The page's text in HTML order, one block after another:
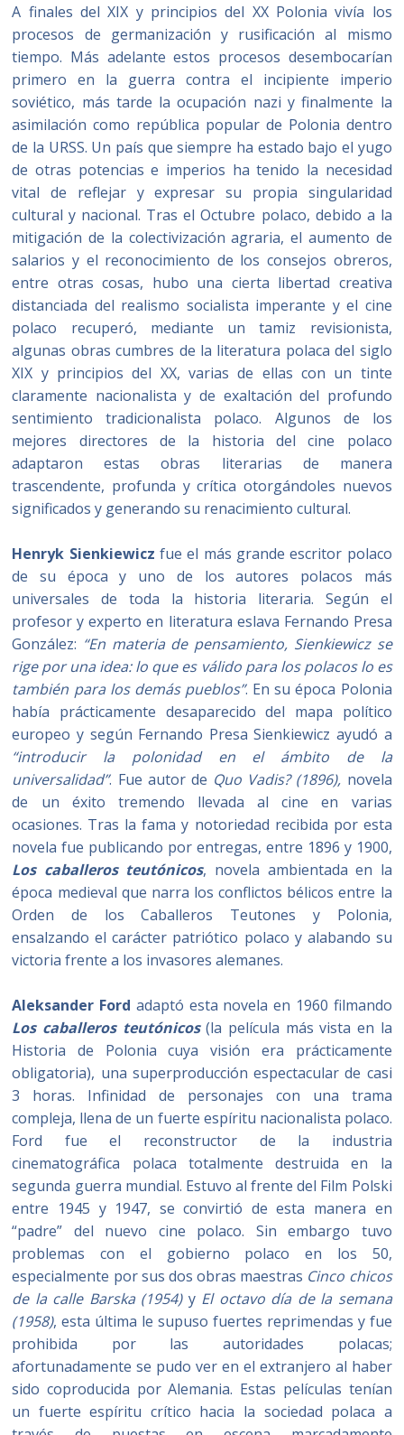
A finales del XIX y principios del XX Polonia vivía los
procesos de germanización y rusificación al mismo
tiempo. Más adelante estos procesos desembocarían
primero en la guerra contra el incipiente imperio
soviético, más tarde la ocupación nazi y finalmente la
asimilación como república popular de Polonia dentro
de la URSS. Un país que siempre ha estado bajo el yugo
de otras potencias e imperios ha tenido la necesidad
vital de reflejar y expresar su propia singularidad
cultural y nacional. Tras el Octubre polaco, debido a la
mitigación de la colectivización agraria, el aumento de
salarios y el reconocimiento de los consejos obreros,
entre otras cosas, hubo una cierta libertad creativa
distanciada del realismo socialista imperante y el cine
polaco recuperó, mediante un tamiz revisionista,
algunas obras cumbres de la literatura polaca del siglo
XIX y principios del XX, varias de ellas con un tinte
claramente nacionalista y de exaltación del profundo
sentimiento tradicionalista polaco. Algunos de los
mejores directores de la historia del cine polaco
adaptaron estas obras literarias de manera
trascendente, profunda y crítica otorgándoles nuevos
significados y generando su renacimiento cultural.
Henryk Sienkiewicz fue el más grande escritor polaco
de su época y uno de los autores polacos más
universales de toda la historia literaria. Según el
profesor y experto en literatura eslava Fernando Presa
González: “En materia de pensamiento, Sienkiewicz se
rige por una idea: lo que es válido para los polacos lo es
también para los demás pueblos”. En su época Polonia
había prácticamente desaparecido del mapa político
europeo y según Fernando Presa Sienkiewicz ayudó a
“introducir la polonidad en el ámbito de la
universalidad”. Fue autor de Quo Vadis? (1896), novela
de un éxito tremendo llevada al cine en varias
ocasiones. Tras la fama y notoriedad recibida por esta
novela fue publicando por entregas, entre 1896 y 1900,
Los caballeros teutónicos, novela ambientada en la
época medieval que narra los conflictos bélicos entre la
Orden de los Caballeros Teutones y Polonia,
ensalzando el carácter patriótico polaco y alabando su
victoria frente a los invasores alemanes.
Aleksander Ford adaptó esta novela en 1960 filmando
Los caballeros teutónicos(la película más vista en la
Historia de Polonia cuya visión era prácticamente
obligatoria), una superproducción espectacular de casi
3 horas. Infinidad de personajes con una trama
compleja, llena de un fuerte espíritu nacionalista polaco.
Ford fue el reconstructor de la industria
cinematográfica polaca totalmente destruida en la
segunda guerra mundial. Estuvo al frente del Film Polski
entre 1945 y 1947, se convirtió de esta manera en
“padre” del nuevo cine polaco. Sin embargo tuvo
problemas con el gobierno polaco en los 50,
especialmente por sus dos obras maestras Cinco chicos
de la calle Barska (1954)y El octavo día de la semana
(1958), esta última le supuso fuertes reprimendas y fue
prohibida por las autoridades polacas;
afortunadamente se pudo ver en el extranjero al haber
sido coproducida por Alemania. Estas películas tenían
un fuerte espíritu crítico hacia la sociedad polaca a